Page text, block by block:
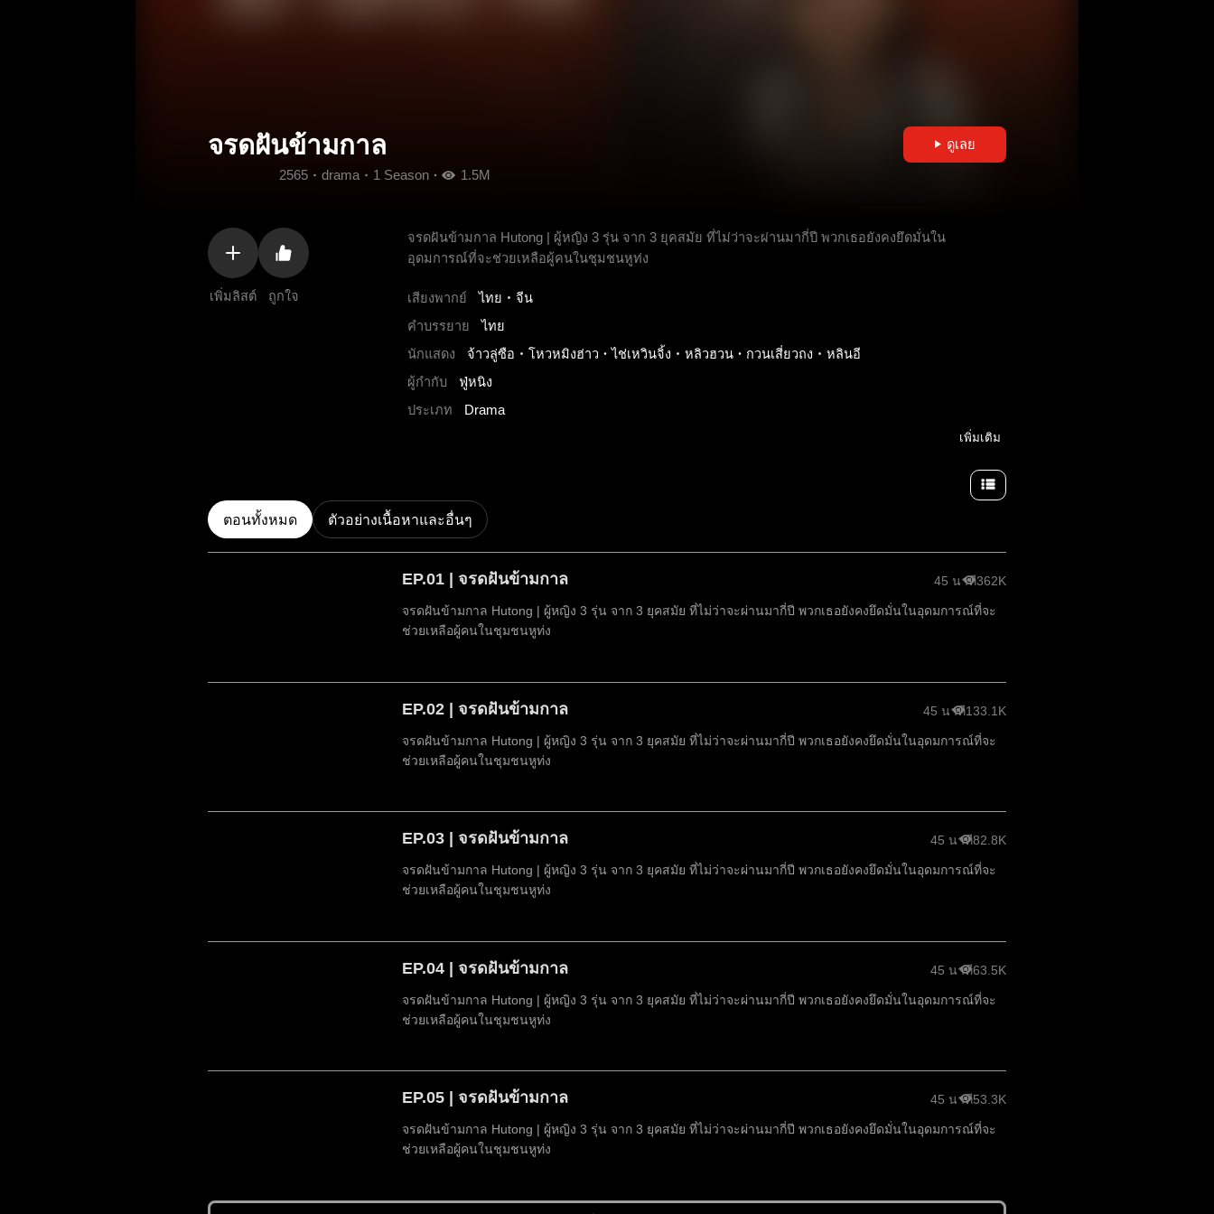
จรดฝันข้ามกาล
2565 drama 1 Season 1.5M
ดูเลย
เพิ่มลิสต์ ถูกใจ
จรดฝันข้ามกาล Hutong | ผู้หญิง 3 รุ่น จาก 3 ยุคสมัย ที่ไม่ว่าจะผ่านมากี่ปี พวกเธอยังคงยึดมั่นใน
อุดมการณ์ที่จะช่วยเหลือผู้คนในชุมชนหูท่ง
เสียงพากย์ ไทย
จีน
คำบรรยาย
ไทย
นักแสดง
จ้าวลู่ซือ โหวหมิงฮ่าว ไช่เหวินจิ้ง หลิวฮวน กวนเสี่ยวถง
หลินอี
ผู้กำกับ
ฟู่หนิง
ประเภท
Drama
เพิ่มเติม
ตอนทั้งหมด ตัวอย่างเนื้อหาและอื่นๆ
EP.01 | จรดฝันข้ามกาล 45 นาที362K
จรดฝันข้ามกาล Hutong | ผู้หญิง 3 รุ่น จาก 3 ยุคสมัย ที่ไม่ว่าจะผ่านมากี่ปี พวกเธอยังคงยึดมั่นในอุดมการณ์ที่จะ
ช่วยเหลือผู้คนในชุมชนหูท่ง
EP.02 | จรดฝันข้ามกาล 45 นาที133.1K
จรดฝันข้ามกาล Hutong | ผู้หญิง 3 รุ่น จาก 3 ยุคสมัย ที่ไม่ว่าจะผ่านมากี่ปี พวกเธอยังคงยึดมั่นในอุดมการณ์ที่จะ
ช่วยเหลือผู้คนในชุมชนหูท่ง
EP.03 | จรดฝันข้ามกาล 45 นาที82.8K
จรดฝันข้ามกาล Hutong | ผู้หญิง 3 รุ่น จาก 3 ยุคสมัย ที่ไม่ว่าจะผ่านมากี่ปี พวกเธอยังคงยึดมั่นในอุดมการณ์ที่จะ
ช่วยเหลือผู้คนในชุมชนหูท่ง
EP.04 | จรดฝันข้ามกาล 45 นาที63.5K
จรดฝันข้ามกาล Hutong | ผู้หญิง 3 รุ่น จาก 3 ยุคสมัย ที่ไม่ว่าจะผ่านมากี่ปี พวกเธอยังคงยึดมั่นในอุดมการณ์ที่จะ
ช่วยเหลือผู้คนในชุมชนหูท่ง
EP.05 | จรดฝันข้ามกาล 45 นาที53.3K
จรดฝันข้ามกาล Hutong | ผู้หญิง 3 รุ่น จาก 3 ยุคสมัย ที่ไม่ว่าจะผ่านมากี่ปี พวกเธอยังคงยึดมั่นในอุดมการณ์ที่จะ
ช่วยเหลือผู้คนในชุมชนหูท่ง